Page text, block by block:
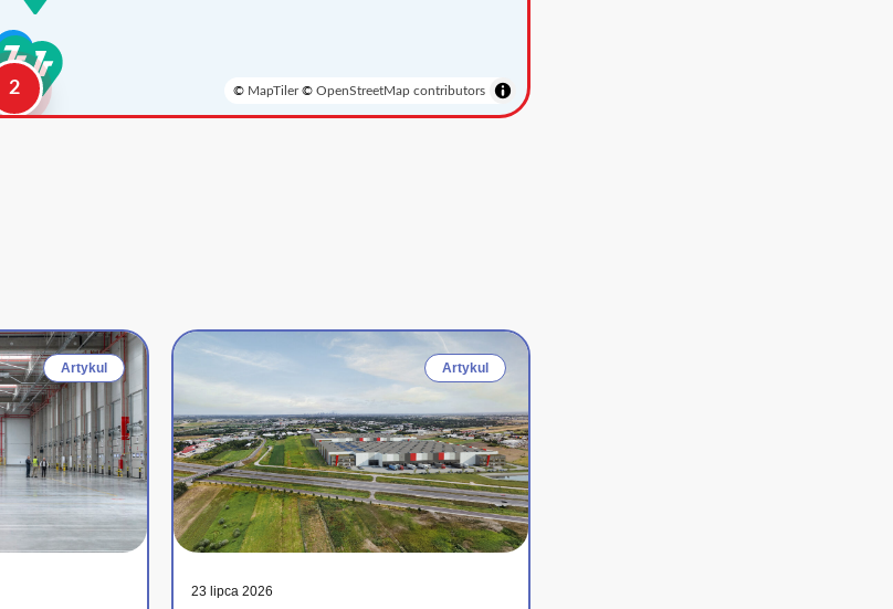
2 © MapTiler© OpenStreetMap contributors
Artykul Artykul
23 lipca 2026